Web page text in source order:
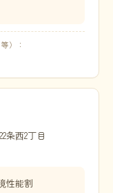
）：
条西2丁目
性能割